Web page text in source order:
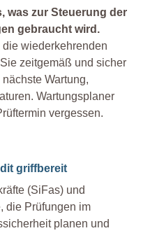
was zur Steuerung der
gebraucht wird.
wiederkehrenden
zeitgemäß und sicher
Wartung,
Wartungsplaner
vergessen.
griffbereit
(SiFas) und
die Prüfungen im
planen und